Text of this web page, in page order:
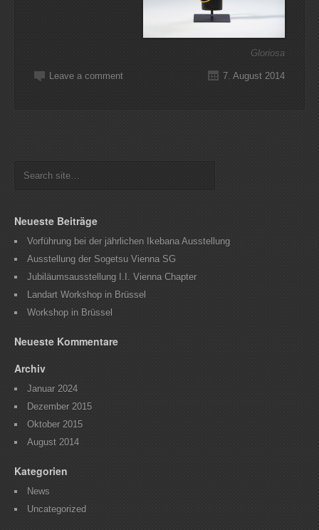
Gloriosa
Leave a comment 7. August 2014
Neueste Beiträge
Vorführung bei der jährlichen Ikebana Ausstellung
Ausstellung der Sogetsu Vienna SG
Jubiläumsausstellung I.I. Vienna Chapter
Landart Workshop in Brüssel
Workshop in Brüssel
Neueste Kommentare
Archiv
Januar 2024
Dezember 2015
Oktober 2015
August 2014
Kategorien
News
Uncategorized